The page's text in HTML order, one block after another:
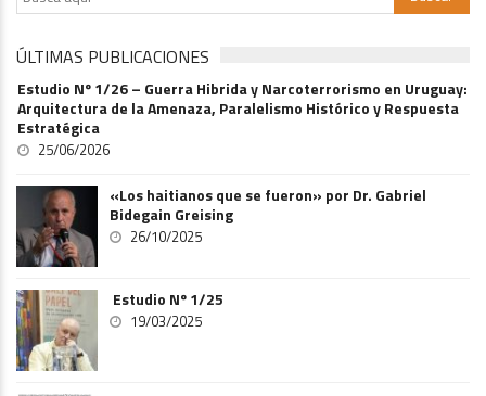
ÚLTIMAS PUBLICACIONES
Estudio Nº 1/26 – Guerra Hibrida y Narcoterrorismo en Uruguay:
Arquitectura de la Amenaza, Paralelismo Histórico y Respuesta
Estratégica
25/06/2026
«Los haitianos que se fueron» por Dr. Gabriel
Bidegain Greising
26/10/2025
Estudio Nº 1/25
19/03/2025